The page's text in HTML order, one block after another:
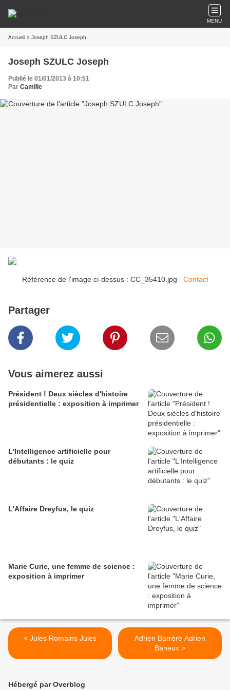
MENU
Accueil » Joseph SZULC Joseph
Joseph SZULC Joseph
Publié le 01/01/2013 à 10:51
Par Camille
Référence de l'image ci-dessus : CC_35410.jpg Contact
Partager
Vous aimerez aussi
Président ! Deux siècles d'histoire
présidentielle : exposition à imprimer
L'Intelligence artificielle pour
débutants : le quiz
L'Affaire Dreyfus, le quiz
Marie Curie, une femme de science :
exposition à imprimer
< Jules Romains Jules
Adrien Barrère Adrien
Baneux >
Hébergé par Overblog